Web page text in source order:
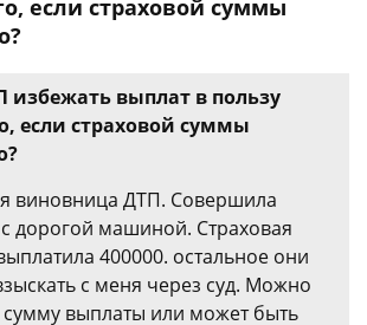
если страховой суммы
избежать выплат в пользу
если страховой суммы
виновница ДТП. Совершила
дорогой машиной. Страховая
400000. остальное они
с меня через суд. Можно
выплаты или может быть